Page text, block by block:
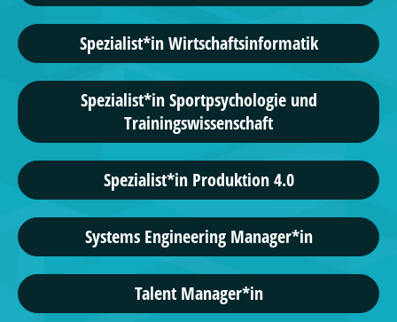
Spezialist*in Wirtschaftsinformatik
Spezialist*in Sportpsychologie und
Trainingswissenschaft
Spezialist*in Produktion 4.0
Systems Engineering Manager*in
Talent Manager*in